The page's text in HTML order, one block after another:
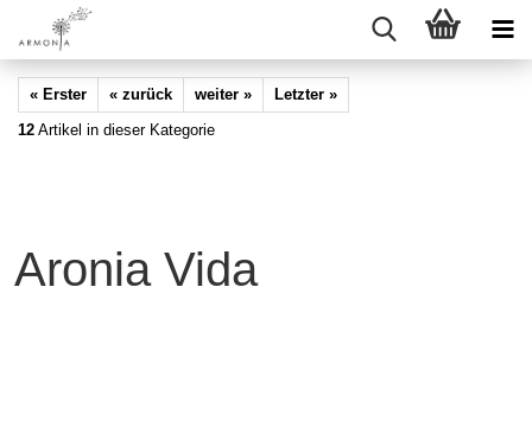
« Erster « zurück weiter »
Letzter »
12 Artikel in dieser Kategorie
Aronia Vida